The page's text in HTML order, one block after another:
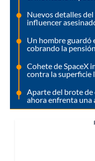
Nuevos detalles
influencer
Un hombre guardó
cobrando la
Cohete de SpaceX
contra la superficie
Aparte del brote de
ahora enfrenta una